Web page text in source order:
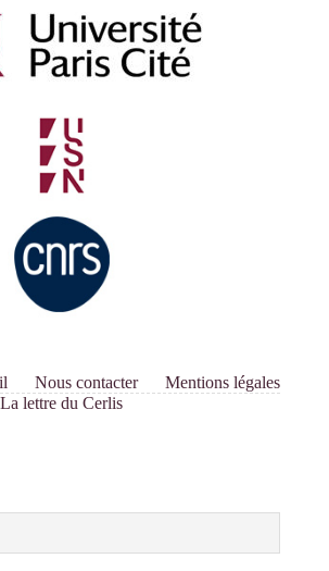
Nous contacter
Mentions légales
La lettre du Cerlis